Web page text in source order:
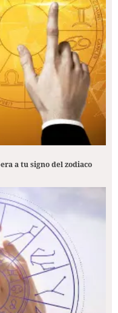
a tu signo del zodiaco